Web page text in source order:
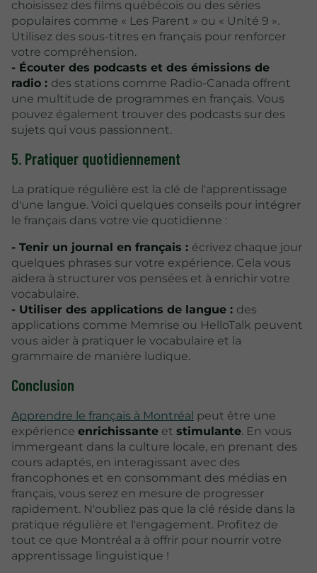
choisissez des films québécois ou des séries
populaires comme « Les Parent » ou « Unité 9 ».
Utilisez des sous-titres en français pour renforcer
votre compréhension.
- Écouter des podcasts et des émissions de
radio : des stations comme Radio-Canada offrent
une multitude de programmes en français. Vous
pouvez également trouver des podcasts sur des
sujets qui vous passionnent.
5. Pratiquer quotidiennement
La pratique régulière est la clé de l'apprentissage
d'une langue. Voici quelques conseils pour intégrer
le français dans votre vie quotidienne :
- Tenir un journal en français : écrivez chaque jour
quelques phrases sur votre expérience. Cela vous
aidera à structurer vos pensées et à enrichir votre
vocabulaire.
- Utiliser des applications de langue : des
applications comme Memrise ou HelloTalk peuvent
vous aider à pratiquer le vocabulaire et la
grammaire de manière ludique.
Conclusion
Apprendre le français à Montréal peut être une
expérience enrichissante et stimulante. En vous
immergeant dans la culture locale, en prenant des
cours adaptés, en interagissant avec des
francophones et en consommant des médias en
français, vous serez en mesure de progresser
rapidement. N'oubliez pas que la clé réside dans la
pratique régulière et l'engagement. Profitez de
tout ce que Montréal a à offrir pour nourrir votre
apprentissage linguistique !